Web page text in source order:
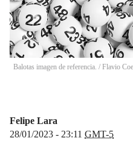
Balotas imagen de referencia. / Flavio
Felipe Lara
28/01/2023 - 23:11 GMT-5